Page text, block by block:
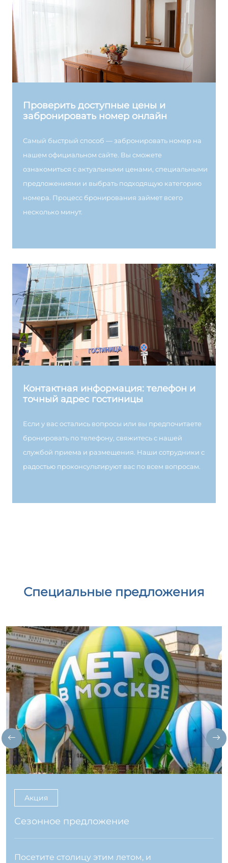
Проверить доступные цены и
забронировать номер онлайн
Самый быстрый способ — забронировать номер на
нашем официальном сайте. Вы сможете
ознакомиться с актуальными ценами, специальными
предложениями и выбрать подходящую категорию
номера. Процесс бронирования займет всего
несколько минут.
Контактная информация: телефон и
точный адрес гостиницы
Если у вас остались вопросы или вы предпочитаете
бронировать по телефону, свяжитесь с нашей
службой приема и размещения. Наши сотрудники с
радостью проконсультируют вас по всем вопросам.
Специальные предложения
Акция
Сезонное предложение
Посетите столицу этим летом, и